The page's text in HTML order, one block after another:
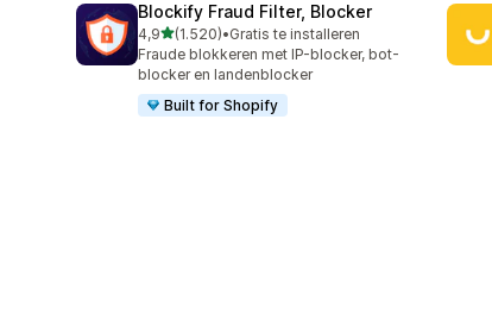
Blockify Fraud Filter, Blocker
4,9van 5 sterren
(1.520)
1520 recensies in totaal
•Gratis te installeren
Fraude blokkeren met IP-blocker, bot-
blocker en landenblocker
Built for Shopify